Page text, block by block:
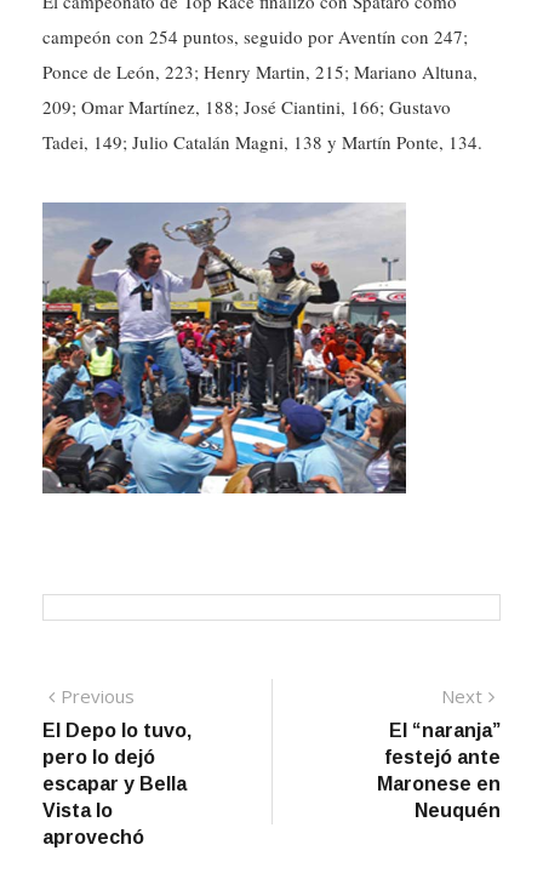
campeón con 254 puntos, seguido por Aventín con 247;
Ponce de León, 223; Henry Martin, 215; Mariano Altuna,
209; Omar Martínez, 188; José Ciantini, 166; Gustavo
Tadei, 149; Julio Catalán Magni, 138 y Martín Ponte, 134.
Navegación
de
entradas
Previous
post:
El Depo lo tuvo,
pero lo dejó
escapar y Bella
Vista lo
aprovechó
Next
post:
El “naranja”
festejó ante
Maronese en
Neuquén